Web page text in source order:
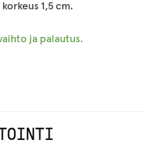
1,5 cm.
ja palautus.